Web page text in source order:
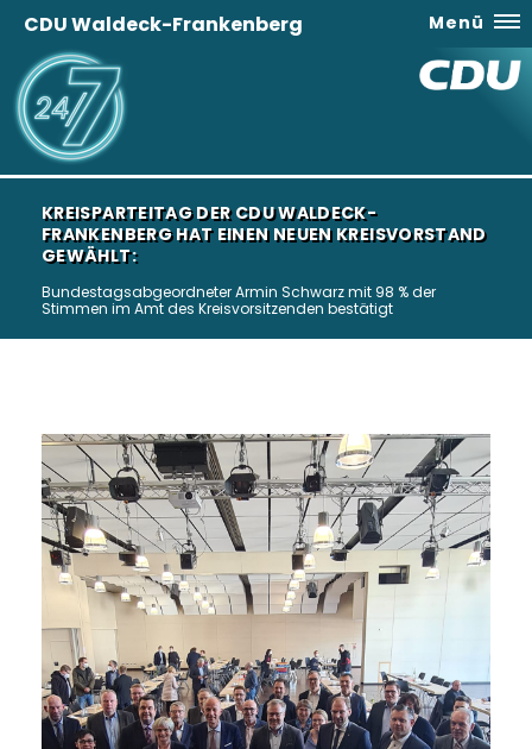
CDU Waldeck-Frankenberg Menü
KREISPARTEITAG DER CDU WALDECK-
FRANKENBERG HAT EINEN NEUEN KREISVORSTAND
GEWÄHLT:
Bundestagsabgeordneter Armin Schwarz mit 98 % der
Stimmen im Amt des Kreisvorsitzenden bestätigt